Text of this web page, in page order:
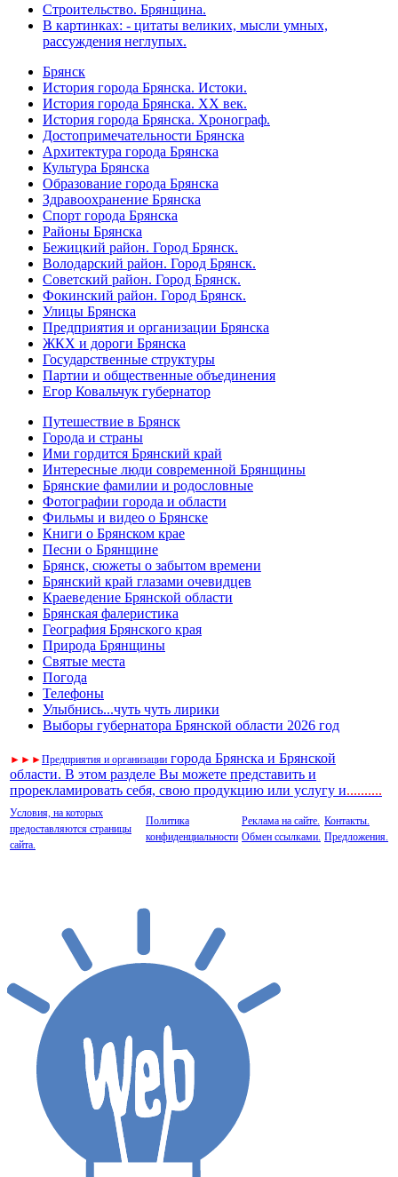
Строительство. Брянщина.
В картинках: - цитаты великих, мысли умных,
рассуждения неглупых.
Брянск
История города Брянска. Истоки.
История города Брянска. XX век.
История города Брянска. Хронограф.
Достопримечательности Брянска
Архитектура города Брянска
Культура Брянска
Образование города Брянска
Здравоохранение Брянска
Спорт города Брянска
Районы Брянска
Бежицкий район. Город Брянск.
Володарский район. Город Брянск.
Советский район. Город Брянск.
Фокинский район. Город Брянск.
Улицы Брянска
Предприятия и организации Брянска
ЖКХ и дороги Брянска
Государственные структуры
Партии и общественные объединения
Егор Ковальчук губернатор
Путешествие в Брянск
Города и страны
Ими гордится Брянский край
Интересные люди современной Брянщины
Брянские фамилии и родословные
Фотографии города и области
Фильмы и видео о Брянске
Книги о Брянском крае
Песни о Брянщине
Брянск, сюжеты о забытом времени
Брянский край глазами очевидцев
Краеведение Брянской области
Брянская фалеристика
География Брянского края
Природа Брянщины
Святые места
Погода
Телефоны
Улыбнись...чуть чуть лирики
Выборы губернатора Брянской области 2026 год
► ► ►Предприятия и организации города Брянска и Брянской
области. В этом разделе Вы можете представить и
прорекламировать себя, свою продукцию или услугу и..........
Условия, на которых
предоставляются страницы
сайта.
Политика
конфиденциальности
Реклама на сайте.
Обмен ссылками.
Контакты.
Предложения.